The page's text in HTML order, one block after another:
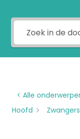
< Alle
Hoofd